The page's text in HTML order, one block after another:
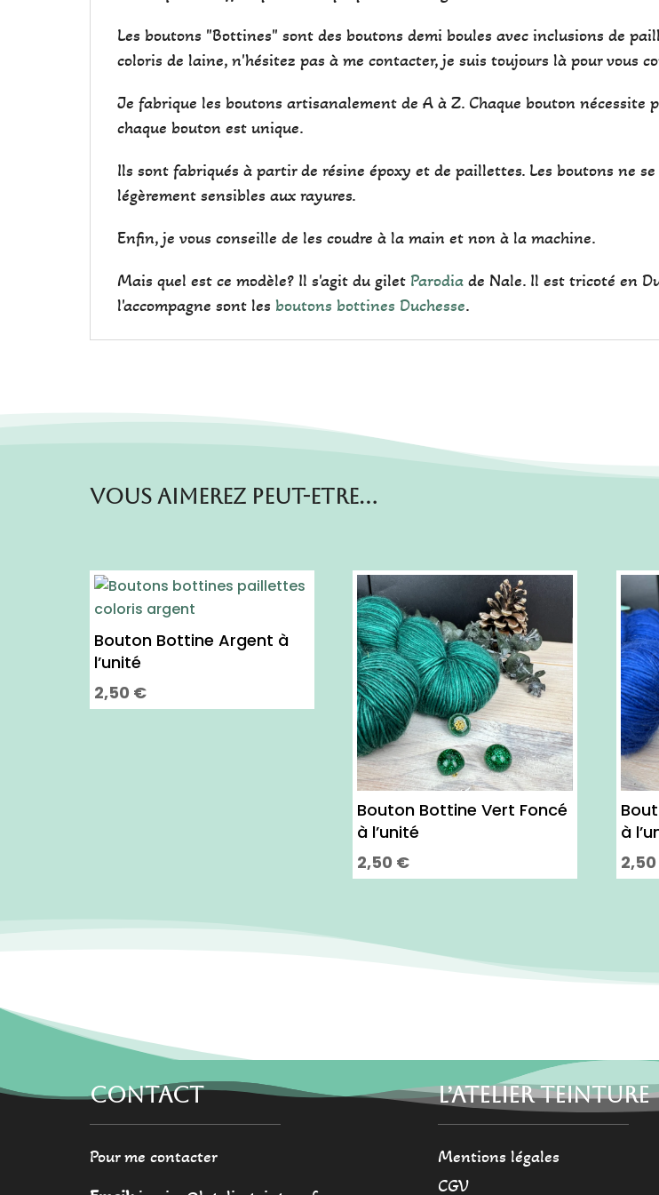
Les boutons "Bottines" sont des boutons demi boules avec inclusions de
coloris de laine, n'hésitez pas à me contacter, je suis toujours là pour vous
Je fabrique les boutons artisanalement de A à Z. Chaque bouton nécessite
chaque bouton est unique.
Ils sont fabriqués à partir de résine époxy et de paillettes. Les boutons ne
légèrement sensibles aux rayures.
Enfin, je vous conseille de les coudre à la main et non à la machine.
Mais quel est ce modèle? Il s'agit du gilet Parodiade Nale. Il est tricoté en
l'accompagne sont les boutons bottines Duchesse.
Vous aimerez peut-etre…
Bouton Bottine Argent à
l’unité
2,50 €
Bouton Bottine Vert Foncé
à l’unité
2,50 €
à
2,50
CONTACT
Pour me contacter
L’ATELIER TEINTURE
Mentions légales
CGV